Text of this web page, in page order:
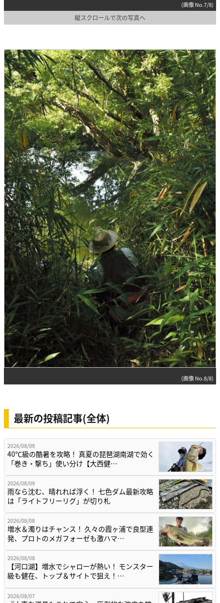
(画像 No.7/8)
縦スクロールで次の写真へ
(画像 No.8/8)
最新の投稿記事(全体)
2026/08/09
40℃級の酷暑を攻略！ 真夏の琵琶湖南湖で効く
「巻き・撃ち」使い分け【大西健…
2026/08/09
雨なら沈む、晴れれば浮く！ 七色ダム最新攻略
は「ライトフリーリグ」が切り札
2026/08/08
増水＆濁りはチャンス！ 久々の霞ヶ浦で良型連
発、プロトのメガフォーゼも激ハマ…
2026/08/08
【河口湖】増水でシャローが熱い！ モンスター
級も健在、トップ＆サイトで狙え！…
2026/08/07